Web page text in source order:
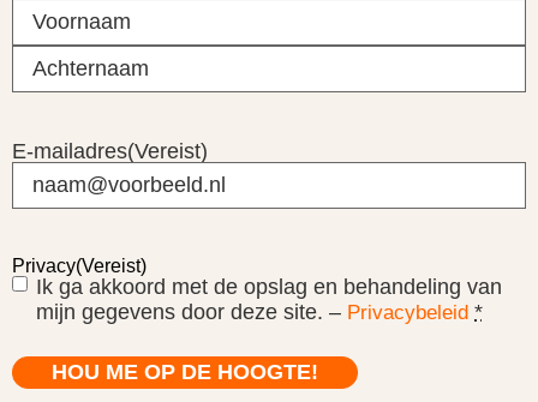
E-mailadres(Vereist)
Privacy(Vereist)
Ik ga akkoord met de opslag en behandeling van
mijn gegevens door deze site. – Privacybeleid *